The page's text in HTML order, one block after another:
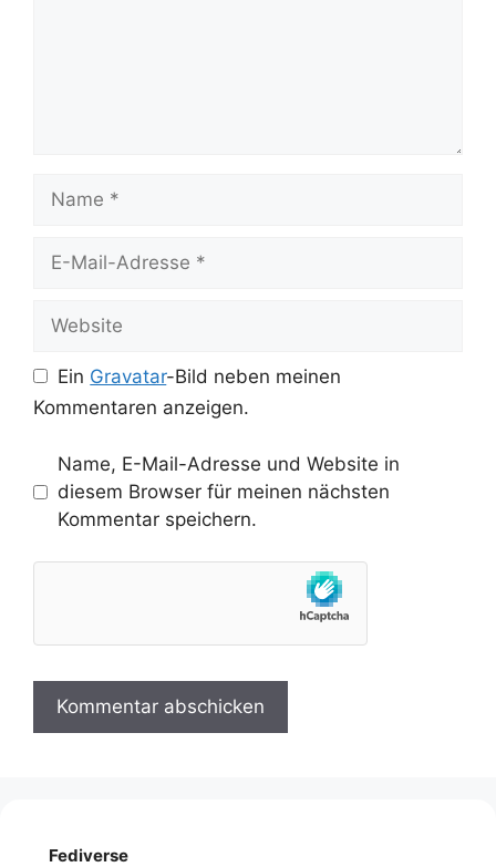
Name
Website
Ein Gravatar-Bild neben meinen
Kommentaren anzeigen.
Name, E-Mail-Adresse und Website in
diesem Browser für meinen nächsten
Kommentar speichern.
Fediverse